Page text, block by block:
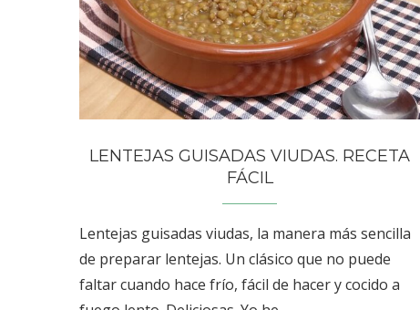
LENTEJAS GUISADAS VIUDAS. RECETA
FÁCIL
Lentejas guisadas viudas, la manera más sencilla
de preparar lentejas. Un clásico que no puede
faltar cuando hace frío, fácil de hacer y cocido a